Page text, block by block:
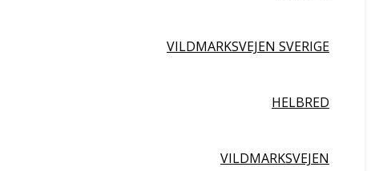
VILDMARKSVEJEN SVERIGE
HELBRED
VILDMARKSVEJEN